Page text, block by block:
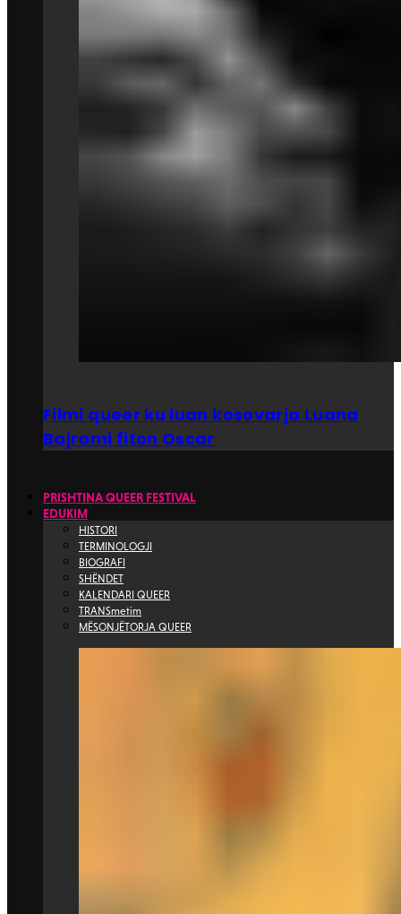
Filmi queer ku luan kosovarja Luana
Bajrami fiton Oscar
PRISHTINA QUEER FESTIVAL
EDUKIM
HISTORI
TERMINOLOGJI
BIOGRAFI
SHËNDET
KALENDARI QUEER
TRANSmetim
MËSONJËTORJA QUEER